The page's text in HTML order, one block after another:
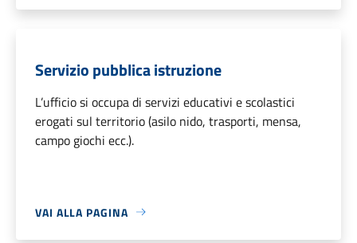
Servizio pubblica istruzione
L’ufficio si occupa di servizi educativi e scolastici
erogati sul territorio (asilo nido, trasporti, mensa,
campo giochi ecc.).
VAI ALLA PAGINA